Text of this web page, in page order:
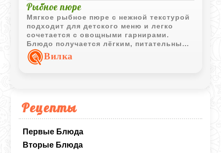
Рецепты
Первые Блюда
Вторые Блюда
Рыбное пюре
Мягкое рыбное пюре с нежной текстурой
подходит для детского меню и легко
сочетается с овощными гарнирами.
Блюдо получается лёгким, питательным
и удобным для малышей благодаря
однородной консистенции.
Вилка